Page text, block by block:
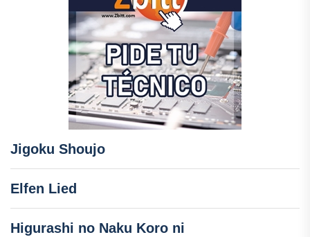
Jigoku Shoujo
Elfen Lied
Higurashi no Naku Koro ni